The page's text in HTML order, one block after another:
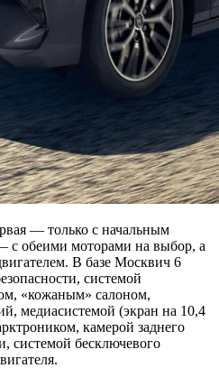
— только с начальным
с обеими моторами на выбор, а
В базе Москвич 6
системой
«кожаным» салоном,
медиасистемой (экран на 10,4
камерой заднего
системой бесключевого